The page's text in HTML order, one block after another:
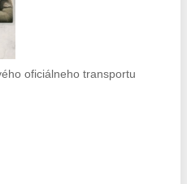
oficiálneho transportu